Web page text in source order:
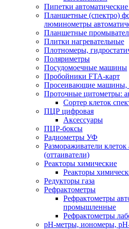
Пипетки
Планшетные (спектро)
люминометры
Планшетные
Плитки нагревательные
Плотномеры,
Поляриметры
Посудомоечные машины
Пробойники FTA-карт
Просеивающие машины,
Проточные цитометры:
Сортер клеток
ПЦР цифровая
Аксессуары
ПЦР-боксы
Радиометры УФ
Размораживатели клеток
(оттаиватели)
Реакторы химические
Реакторы
Редукторы газа
Рефрактометры
Рефрактометры
промышленные
Рефрактометры
рН-метры, иономеры,